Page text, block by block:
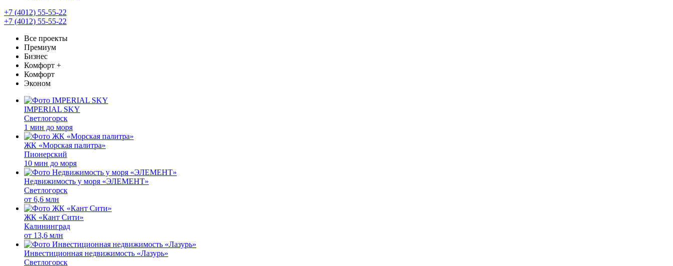
+7 (4012) 55-55-22
+7 (4012) 55-55-22
Все проекты
Премиум
Бизнес
Комфорт +
Комфорт
Эконом
IMPERIAL SKY
Светлогорск
1 мин до моря
ЖК «Морская палитра»
Пионерский
10 мин до моря
Недвижимость у моря «ЭЛЕМЕНТ»
Светлогорск
от 6,6 млн
ЖК «Кант Сити»
Калининград
от 13,6 млн
Инвестиционная недвижимость «Лазурь»
Светлогорск